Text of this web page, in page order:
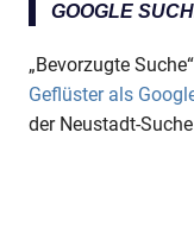
GOOGLE
„Bevorzugte
Geflüster als
der Neustadt-